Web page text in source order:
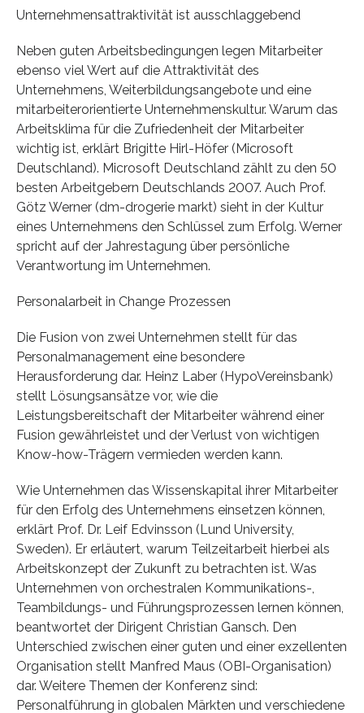
Unternehmensattraktivität ist ausschlaggebend
Neben guten Arbeitsbedingungen legen Mitarbeiter
ebenso viel Wert auf die Attraktivität des
Unternehmens, Weiterbildungsangebote und eine
mitarbeiterorientierte Unternehmenskultur. Warum das
Arbeitsklima für die Zufriedenheit der Mitarbeiter
wichtig ist, erklärt Brigitte Hirl-Höfer (Microsoft
Deutschland). Microsoft Deutschland zählt zu den 50
besten Arbeitgebern Deutschlands 2007. Auch Prof.
Götz Werner (dm-drogerie markt) sieht in der Kultur
eines Unternehmens den Schlüssel zum Erfolg. Werner
spricht auf der Jahrestagung über persönliche
Verantwortung im Unternehmen.
Personalarbeit in Change Prozessen
Die Fusion von zwei Unternehmen stellt für das
Personalmanagement eine besondere
Herausforderung dar. Heinz Laber (HypoVereinsbank)
stellt Lösungsansätze vor, wie die
Leistungsbereitschaft der Mitarbeiter während einer
Fusion gewährleistet und der Verlust von wichtigen
Know-how-Trägern vermieden werden kann.
Wie Unternehmen das Wissenskapital ihrer Mitarbeiter
für den Erfolg des Unternehmens einsetzen können,
erklärt Prof. Dr. Leif Edvinsson (Lund University,
Sweden). Er erläutert, warum Teilzeitarbeit hierbei als
Arbeitskonzept der Zukunft zu betrachten ist. Was
Unternehmen von orchestralen Kommunikations-,
Teambildungs- und Führungsprozessen lernen können,
beantwortet der Dirigent Christian Gansch. Den
Unterschied zwischen einer guten und einer exzellenten
Organisation stellt Manfred Maus (OBI-Organisation)
dar. Weitere Themen der Konferenz sind:
Personalführung in globalen Märkten und verschiedene